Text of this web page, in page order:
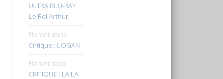
ULTRA BLU-RAY :
Le Roi Arthur
Florentdans
Critique : LOGAN
Florentdans
CRITIQUE : LA LA